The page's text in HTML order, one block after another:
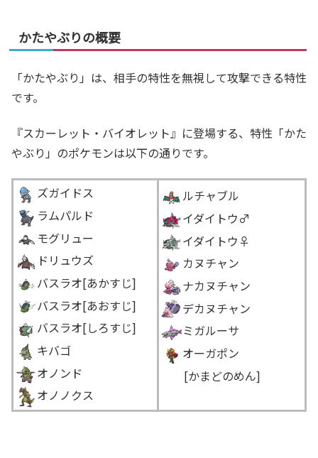
かたやぶりの概要
「かたやぶり」は、相手の特性を無視して攻撃できる特性
です。
『スカーレット・バイオレット』に登場する、特性「かた
やぶり」のポケモンは以下の通りです。
ズガイドス
ラムパルド
モグリュー
ドリュウズ
バスラオ[あかすじ]
バスラオ[あおすじ]
バスラオ[しろすじ]
キバゴ
オノンド
オノノクス
ルチャブル
イダイトウ♂
イダイトウ♀
カヌチャン
ナカヌチャン
デカヌチャン
ミガルーサ
オーガポン
[かまどのめん]